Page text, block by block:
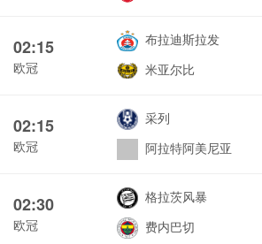
02:15
欧冠
布拉迪斯拉发
米亚尔比
02:15
欧冠
采列
阿拉特阿美尼亚
02:30
欧冠
格拉茨风暴
费内巴切